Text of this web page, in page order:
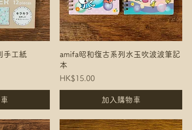
手工紙
amifa昭和復古系列水玉吹波波筆記
本
Price
HK$15.00
加入購物車